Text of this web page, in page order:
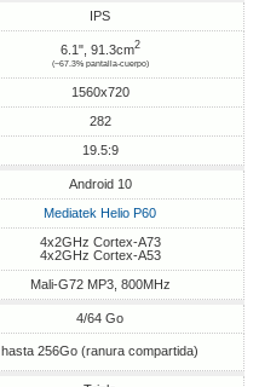
IPS
6.1", 91.3cm2
(~67.3% pantalla-cuerpo)
1560x720
282
19.5:9
Android 10
Mediatek Helio P60
4x2GHz Cortex-A73
4x2GHz Cortex-A53
Mali-G72 MP3, 800MHz
4/64 Go
hasta 256Go (ranura compartida)